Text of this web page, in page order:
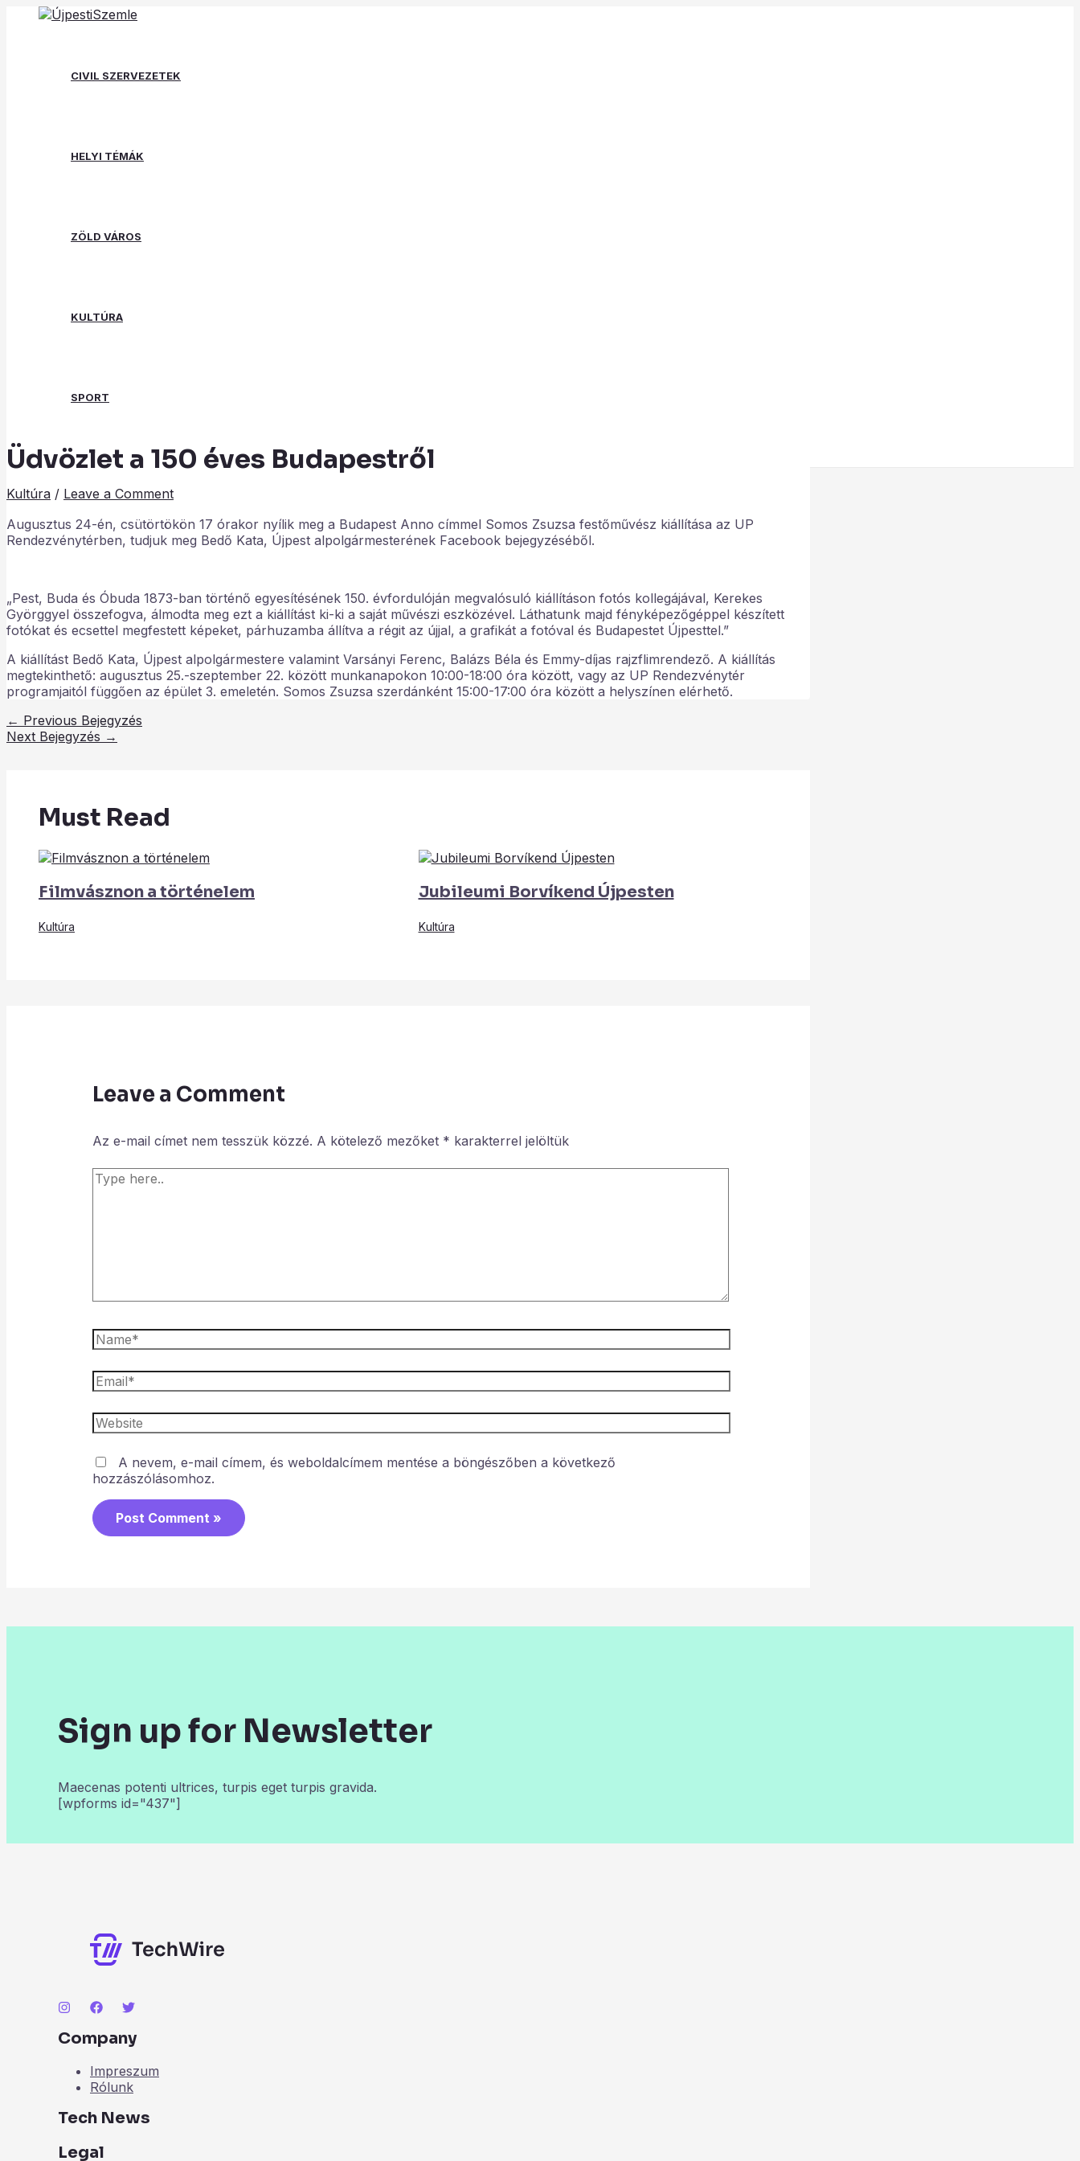
CIVIL SZERVEZETEK
HELYI TÉMÁK
ZÖLD VÁROS
KULTÚRA
SPORT
Search
Üdvözlet a 150 éves Budapestről
Kultúra / Leave a Comment
Augusztus 24-én, csütörtökön 17 órakor nyílik meg a Budapest Anno címmel Somos Zsuzsa festőművész kiállítása az UP
Rendezvénytérben, tudjuk meg Bedő Kata, Újpest alpolgármesterének Facebook bejegyzéséből.
„Pest, Buda és Óbuda 1873-ban történő egyesítésének 150. évfordulóján megvalósuló kiállításon fotós kollegájával, Kerekes
Györggyel összefogva, álmodta meg ezt a kiállítást ki-ki a saját művészi eszközével. Láthatunk majd fényképezőgéppel készített
fotókat és ecsettel megfestett képeket, párhuzamba állítva a régit az újjal, a grafikát a fotóval és Budapestet Újpesttel.”
A kiállítást Bedő Kata, Újpest alpolgármestere valamint Varsányi Ferenc, Balázs Béla és Emmy-díjas rajzflimrendező. A kiállítás
megtekinthető: augusztus 25.-szeptember 22. között munkanapokon 10:00-18:00 óra között, vagy az UP Rendezvénytér
programjaitól függően az épület 3. emeletén. Somos Zsuzsa szerdánként 15:00-17:00 óra között a helyszínen elérhető.
navigation
← Previous Bejegyzés
Next Bejegyzés →
Must Read
Filmvásznon a történelem
Kultúra
Jubileumi Borvíkend Újpesten
Kultúra
Leave a Comment
Az e-mail címet nem tesszük közzé. A kötelező mezőket * karakterrel jelöltük
Type
here..
Name*
Email*
Website
A nevem, e-mail címem, és weboldalcímem mentése a böngészőben a következő
hozzászólásomhoz.
Sign up for Newsletter
Maecenas potenti ultrices, turpis eget turpis gravida.
[wpforms id="437"]
Company
Impreszum
Rólunk
Tech News
Legal